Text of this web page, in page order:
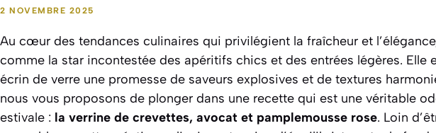
2 NOVEMBRE 2025
Au cœur des tendances culinaires qui privilégient la fraîcheur et
comme la star incontestée des apéritifs chics et des entrées légères. Elle
écrin de verre une promesse de saveurs explosives et de textures
nous vous proposons de plonger dans une recette qui est une véritable
estivale : la verrine de crevettes, avocat et pamplemousse rose. Loin